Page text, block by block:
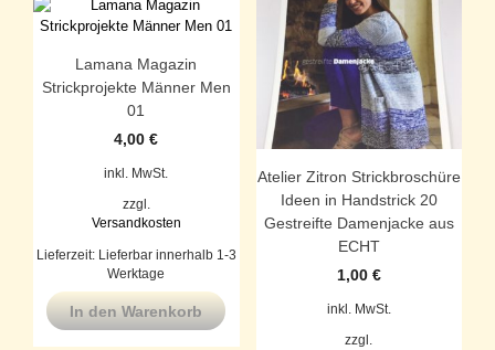
Lamana Magazin
Strickprojekte Männer Men
01
4,00€
inkl. MwSt.
zzgl.
Versandkosten
Lieferzeit: Lieferbar innerhalb 1-3
Werktage
In den Warenkorb
Atelier Zitron Strickbroschüre
Ideen in Handstrick 20
Gestreifte Damenjacke aus
ECHT
1,00 €
inkl. MwSt.
zzgl.